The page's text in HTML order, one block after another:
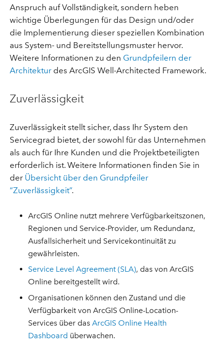
Anspruch auf Vollständigkeit, sondern heben
wichtige Überlegungen für das Design und/oder
die Implementierung dieser speziellen Kombination
aus System- und Bereitstellungsmuster hervor.
Weitere Informationen zu den Grundpfeilern der
Architekturdes ArcGIS Well-Architected Framework.
Zuverlässigkeit
Zuverlässigkeit stellt sicher, dass Ihr System den
Servicegrad bietet, der sowohl für das Unternehmen
als auch für Ihre Kunden und die Projektbeteiligten
erforderlich ist. Weitere Informationen finden Sie in
der Übersicht über den Grundpfeiler
“Zuverlässigkeit”.
ArcGIS Online nutzt mehrere Verfügbarkeitszonen,
Regionen und Service-Provider, um Redundanz,
Ausfallsicherheit und Servicekontinuität zu
gewährleisten.
Service Level Agreement (SLA), das von ArcGIS
Online bereitgestellt wird.
Organisationen können den Zustand und die
Verfügbarkeit von ArcGIS Online-Location-
Services über dasArcGIS Online Health
Dashboard überwachen.